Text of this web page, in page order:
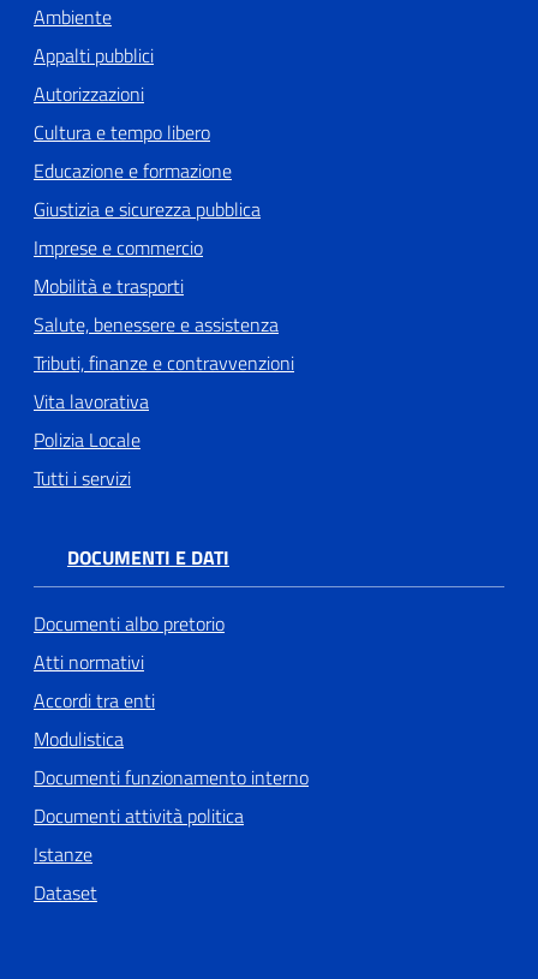
Ambiente
Appalti pubblici
Autorizzazioni
Cultura e tempo libero
Educazione e formazione
Giustizia e sicurezza pubblica
Imprese e commercio
Mobilità e trasporti
Salute, benessere e assistenza
Tributi, finanze e contravvenzioni
Vita lavorativa
Polizia Locale
Tutti i servizi
DOCUMENTI E DATI
Documenti albo pretorio
Atti normativi
Accordi tra enti
Modulistica
Documenti funzionamento interno
Documenti attività politica
Istanze
Dataset